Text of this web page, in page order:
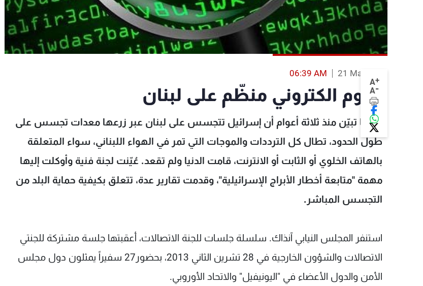
A+
A-
21 Mar 2016
06:39 AM
هجوم الكتروني منظّم على لبنان
عندما تبيّن منذ ثلاثة أعوام أن إسرائيل تتجسس على لبنان عبر زرعها معدات تجسس على
طول الحدود، تطال كل الترددات والموجات التي تمر في الهواء اللبناني، سواء المتعلقة
بالهاتف الخلوي أو الثابت أو الانترنت، قامت الدنيا ولم تقعد. عُيّنت لجنة فنية وأوكلت إليها
مهمة "متابعة أخطار الأبراج الإسرائيلية"، وقدمت تقارير عدة، تتعلق بكيفية حماية البلد من
التجسس المباشر.
استنفر المجلس النيابي آنذاك. سلسلة جلسات للجنة الاتصالات، أعقبتها جلسة مشتركة للجنتي
الاتصالات والشؤون الخارجية في 28 تشرين الثاني 2013، بحضور27 سفيراً يمثلون دول مجلس
الأمن والدول الأعضاء في "اليونيفيل" والاتحاد الأوروبي.